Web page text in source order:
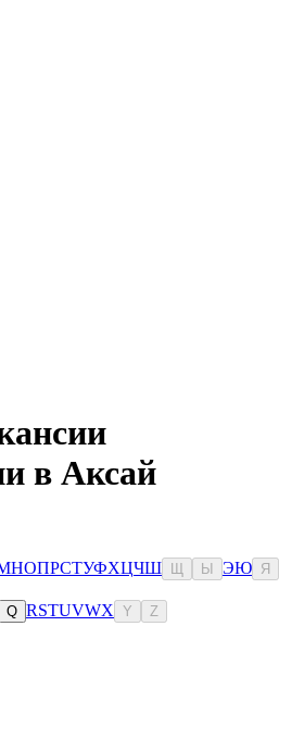
в Аксай
НОПРСТУФХЦЧШ Ы ЭЮ Я
Q RSTUVWX Y Z